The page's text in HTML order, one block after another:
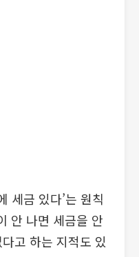
세금 있다’는 원칙
안 나면 세금을 안
고 하는 지적도 있